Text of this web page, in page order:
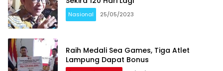
Nasional 25/05/2023
Raih Medali Sea Games, Tiga Atlet
Lampung Dapat Bonus